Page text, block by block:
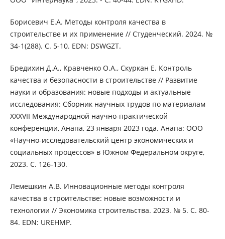
Борисевич Е.А. Методы контроля качества в
строительстве и их применение // Студенческий. 2024. №
34-1(288). С. 5-10. EDN: DSWGZT.
Бредихин Д.А., Кравченко О.А., Скуркан Е. Контроль
качества и безопасности в строительстве // Развитие
науки и образования: новые подходы и актуальные
исследования: Сборник научных трудов по материалам
XXXVII Международной научно-практической
конференции, Анапа, 23 января 2023 года. Анапа: ООО
«Научно-исследовательский центр экономических и
социальных процессов» в Южном Федеральном округе,
2023. С. 126-130.
Лемешкин А.В. Инновационные методы контроля
качества в строительстве: новые возможности и
технологии // Экономика строительства. 2023. № 5. С. 80-
84. EDN: UREHMP.